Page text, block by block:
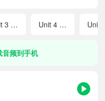
Unit 3 Food Unit 4 Sports
音频到手机